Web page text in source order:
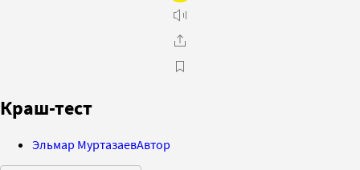
Краш-тест
Эльмар МуртазаевАвтор